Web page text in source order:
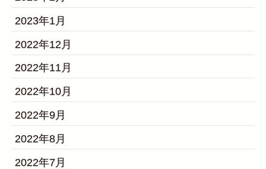
2023年1月
2022年12月
2022年11月
2022年10月
2022年9月
2022年8月
2022年7月